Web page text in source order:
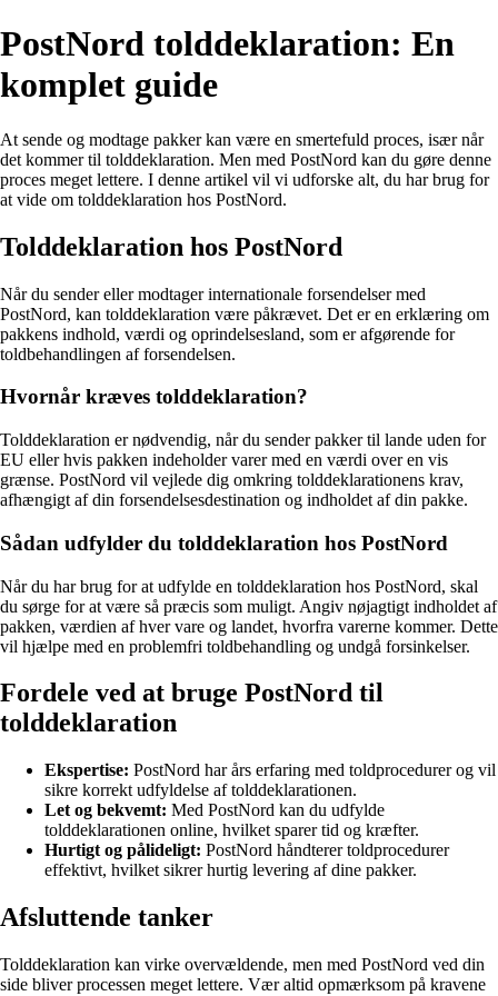
PostNord tolddeklaration: En
komplet guide
At sende og modtage pakker kan være en smertefuld proces, især når
det kommer til tolddeklaration. Men med PostNord kan du gøre denne
proces meget lettere. I denne artikel vil vi udforske alt, du har brug for
at vide om tolddeklaration hos PostNord.
Tolddeklaration hos PostNord
Når du sender eller modtager internationale forsendelser med
PostNord, kan tolddeklaration være påkrævet. Det er en erklæring om
pakkens indhold, værdi og oprindelsesland, som er afgørende for
toldbehandlingen af forsendelsen.
Hvornår kræves tolddeklaration?
Tolddeklaration er nødvendig, når du sender pakker til lande uden for
EU eller hvis pakken indeholder varer med en værdi over en vis
grænse. PostNord vil vejlede dig omkring tolddeklarationens krav,
afhængigt af din forsendelsesdestination og indholdet af din pakke.
Sådan udfylder du tolddeklaration hos PostNord
Når du har brug for at udfylde en tolddeklaration hos PostNord, skal
du sørge for at være så præcis som muligt. Angiv nøjagtigt indholdet af
pakken, værdien af hver vare og landet, hvorfra varerne kommer. Dette
vil hjælpe med en problemfri toldbehandling og undgå forsinkelser.
Fordele ved at bruge PostNord til
tolddeklaration
Ekspertise: PostNord har års erfaring med toldprocedurer og vil
sikre korrekt udfyldelse af tolddeklarationen.
Let og bekvemt: Med PostNord kan du udfylde
tolddeklarationen online, hvilket sparer tid og kræfter.
Hurtigt og pålideligt: PostNord håndterer toldprocedurer
effektivt, hvilket sikrer hurtig levering af dine pakker.
Afsluttende tanker
Tolddeklaration kan virke overvældende, men med PostNord ved din
side bliver processen meget lettere. Vær altid opmærksom på kravene